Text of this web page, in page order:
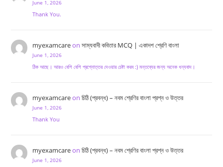
June 1, 2026
Thank You.
myexamcareon সাম্যবাদী কবিতার MCQ | একাদশ শ্রেণি বাংলা
June 1, 2026
ঠিক আছে। আরও বেশি বেশি প্রশ্নোত্তর দেওয়ার চেষ্টা করব :) মন্তব্যের জন্য অনেক ধন্যবাদ।
myexamcareon চিঠি (প্রবন্ধ) – নবম শ্রেণির বাংলা প্রশ্ন ও উত্তর
June 1, 2026
Thank You
myexamcareon চিঠি (প্রবন্ধ) – নবম শ্রেণির বাংলা প্রশ্ন ও উত্তর
June 1, 2026